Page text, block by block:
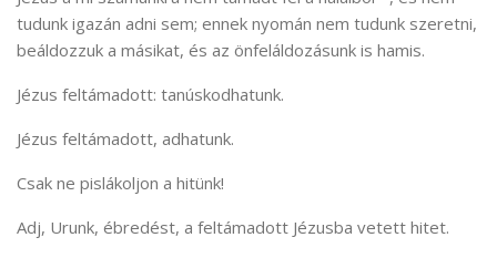
tudunk igazán adni sem; ennek nyomán nem tudunk szeretni,
beáldozzuk a másikat, és az önfeláldozásunk is hamis.
Jézus feltámadott: tanúskodhatunk.
Jézus feltámadott, adhatunk.
Csak ne pislákoljon a hitünk!
Adj, Urunk, ébredést, a feltámadott Jézusba vetett hitet.